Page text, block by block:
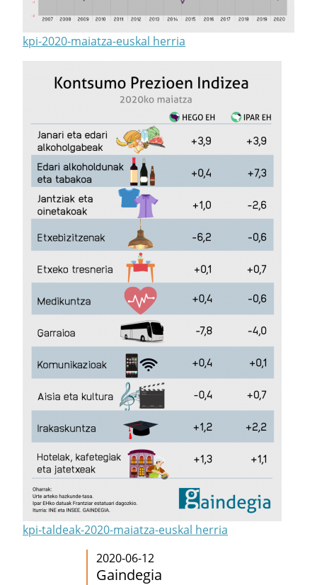
kpi-2020-maiatza-euskal herria
kpi-taldeak-2020-maiatza-euskal herria
2020-06-12
Gaindegia